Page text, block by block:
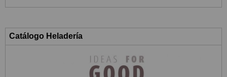
Catálogo Heladería